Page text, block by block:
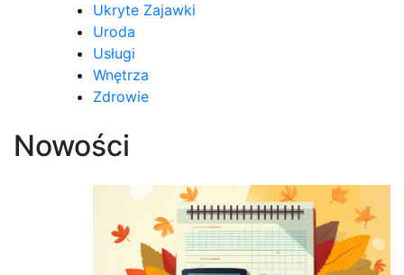
Ukryte Zajawki
Uroda
Usługi
Wnętrza
Zdrowie
Nowości